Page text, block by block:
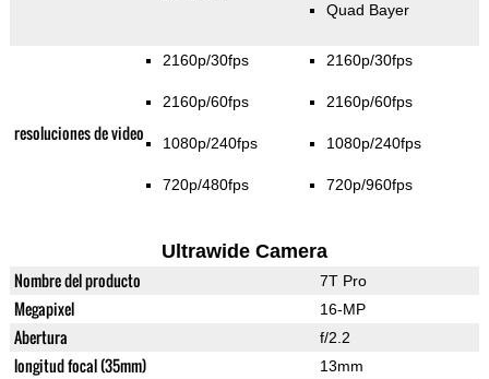
Quad Bayer
resoluciones de video
2160p/30fps
2160p/60fps
1080p/240fps
720p/480fps
2160p/30fps
2160p/60fps
1080p/240fps
720p/960fps
Ultrawide Camera
Nombre del producto 7T Pro
Megapixel 16-MP
Abertura f/2.2
longitud focal (35mm) 13mm